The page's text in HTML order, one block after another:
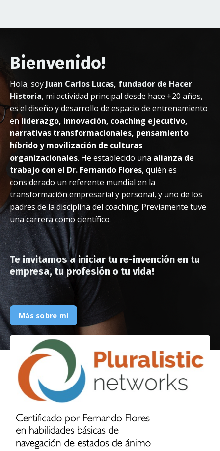
Bienvenido!
Hola, soy Juan Carlos Lucas, fundador de Hacer
Historia, mi actividad principal desde hace +20 años,
es el diseño y desarrollo de espacio de entrenamiento
en liderazgo, innovación, coaching ejecutivo,
narrativas transformacionales, pensamiento
híbrido y movilización de culturas
organizacionales. He establecido una alianza de
trabajo con el Dr. Fernando Flores, quién es
considerado un referente mundial en la
transformación empresarial y personal, y uno de los
padres de la disciplina del coaching. Previamente tuve
una carrera como científico.
Te invitamos a iniciar tu re-invención en tu
empresa, tu profesión o tu vida!
Más sobre mí